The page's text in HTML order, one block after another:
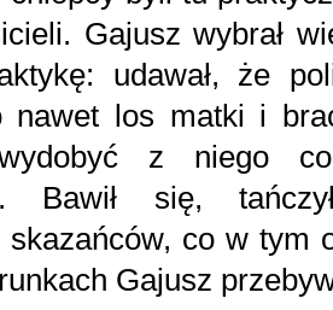
Gajusz wybrał
udawał, że
nawet los matki i
wydobyć z niego
Bawił się,
co w tym
Gajusz